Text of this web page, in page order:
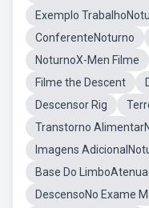
Exemplo
ConferenteNoturno
NoturnoX-Men Filme
Filme the Descent
Descensor Rig
Transtorno
Imagens
Base Do
DescensoNo Exame